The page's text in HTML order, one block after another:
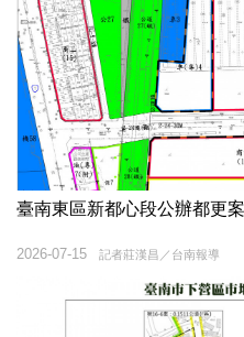
臺南東區新都心段公辦都更
記者莊漢昌／台南報導
2026-07-15